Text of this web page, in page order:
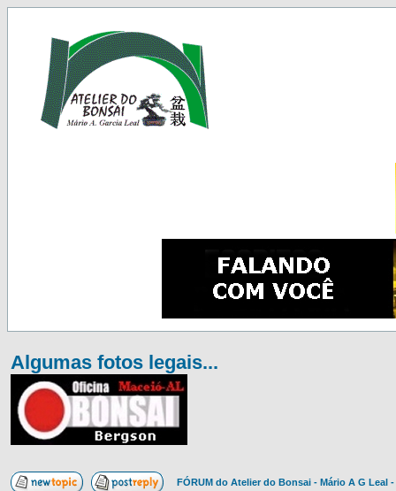
Algumas fotos legais...
FÓRUM do Atelier do Bonsai - Mário A G Leal